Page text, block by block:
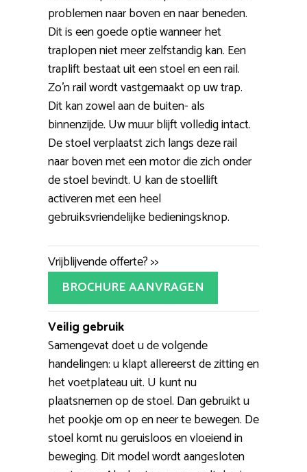
problemen naar boven en naar beneden.
Dit is een goede optie wanneer het
traplopen niet meer zelfstandig kan. Een
traplift bestaat uit een stoel en een rail.
Zo’n rail wordt vastgemaakt op uw trap.
Dit kan zowel aan de buiten- als
binnenzijde. Uw muur blijft volledig intact.
De stoel verplaatst zich langs deze rail
naar boven met een motor die zich onder
de stoel bevindt. U kan de stoellift
activeren met een heel
gebruiksvriendelijke bedieningsknop.
Vrijblijvende offerte? >>
BROCHURE AANVRAGEN
Veilig gebruik
Samengevat doet u de volgende
handelingen: u klapt allereerst de zitting en
het voetplateau uit. U kunt nu
plaatsnemen op de stoel. Dan gebruikt u
het pookje om op en neer te bewegen. De
stoel komt nu geruisloos en vloeiend in
beweging. Dit model wordt aangesloten